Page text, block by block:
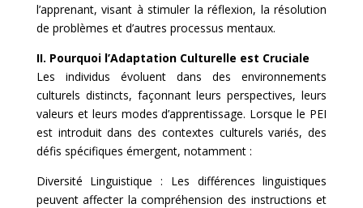
l’apprenant, visant à stimuler la réflexion, la résolution
de problèmes et d’autres processus mentaux.
II. Pourquoi l’Adaptation Culturelle est Cruciale
Les individus évoluent dans des environnements
culturels distincts, façonnant leurs perspectives, leurs
valeurs et leurs modes d’apprentissage. Lorsque le PEI
est introduit dans des contextes culturels variés, des
défis spécifiques émergent, notamment :
Diversité Linguistique : Les différences linguistiques
peuvent affecter la compréhension des instructions et